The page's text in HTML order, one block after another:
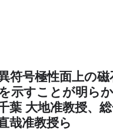
符号極性面上の
示すことが明ら
大地准教授、
准教授ら